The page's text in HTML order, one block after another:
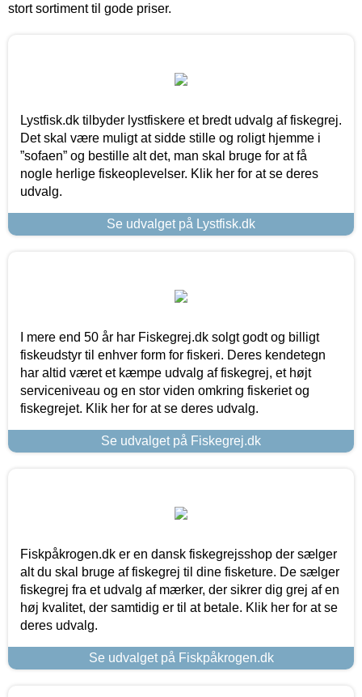
stort sortiment til gode priser.
Lystfisk.dk tilbyder lystfiskere et bredt udvalg af fiskegrej.
Det skal være muligt at sidde stille og roligt hjemme i
”sofaen” og bestille alt det, man skal bruge for at få
nogle herlige fiskeoplevelser. Klik her for at se deres
udvalg.
Se udvalget på Lystfisk.dk
I mere end 50 år har Fiskegrej.dk solgt godt og billigt
fiskeudstyr til enhver form for fiskeri. Deres kendetegn
har altid været et kæmpe udvalg af fiskegrej, et højt
serviceniveau og en stor viden omkring fiskeriet og
fiskegrejet. Klik her for at se deres udvalg.
Se udvalget på Fiskegrej.dk
Fiskpåkrogen.dk er en dansk fiskegrejsshop der sælger
alt du skal bruge af fiskegrej til dine fisketure. De sælger
fiskegrej fra et udvalg af mærker, der sikrer dig grej af en
høj kvalitet, der samtidig er til at betale. Klik her for at se
deres udvalg.
Se udvalget på Fiskpåkrogen.dk